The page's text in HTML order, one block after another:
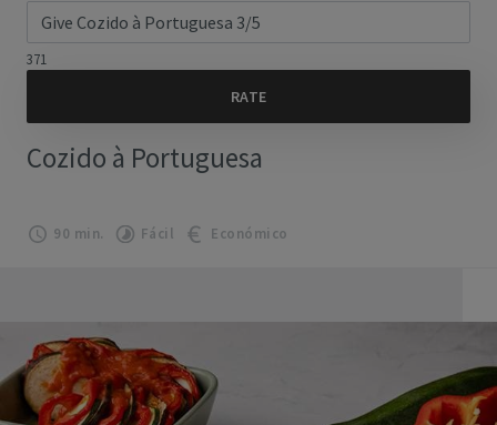
371
Cozido à Portuguesa
90 min. Fácil Económico